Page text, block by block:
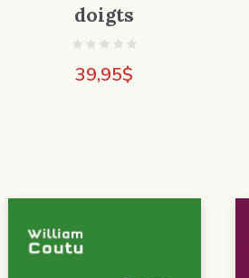
doigts
39,95$